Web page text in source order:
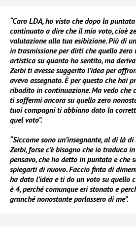
“Caro LDA, ho visto che dopo la
continuato a dire che il mio voto, cioè
valutazione alla tua esibizione. Più di
in trasmissione per dirti che quello
artistica su quanto ho sentito, ma
Zerbi ti avesse suggerito l’idea per
avevo assegnato. È per questo che hai
ribadito in continuazione. Ma vedo che
ti soffermi ancora su quello zero
tuoi compagni ti abbiano dato la
quel voto”.
“Siccome sono un’insegnante, al di là
Zerbi, forse c’è bisogno che io traduca
pensavo, che ho detto in puntata e che
spiegarti di nuovo. Faccio finta di
ha dato l’idea e ti do un voto su quello
è 4, perché comunque eri stonato e
granché nonostante parlassero di me”.